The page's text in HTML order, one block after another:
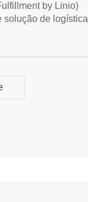
by Linio)
solução de logística